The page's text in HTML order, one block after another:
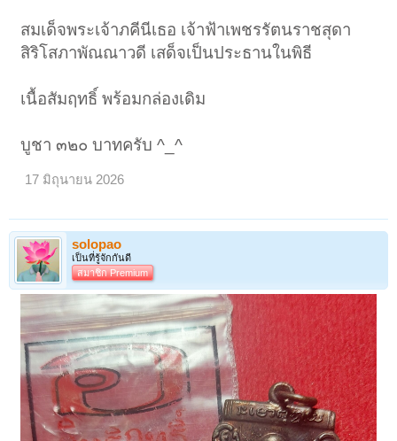
สมเด็จพระเจ้าภคีนีเธอ เจ้าฟ้าเพชรรัตนราชสุดา
สิริโสภาพัณณาวดี เสด็จเป็นประธานในพิธี
เนื้อสัมฤทธิ์ พร้อมกล่องเดิม
บูชา ๓๒๐ บาทครับ ^_^
17 มิถุนายน 2026
solopao
เป็นที่รู้จักกันดี
สมาชิก Premium